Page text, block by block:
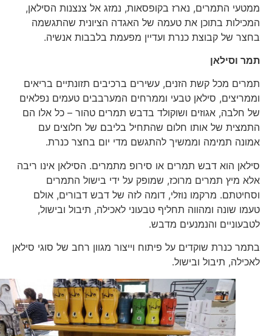
ממטעי התמרים, נארז בקופסאות, נמזג אל צנצנות הסילאן,
המכילות בתוכן את טעמה של האגדה הציונית שהתגשמה
בחצר של קבוצת כנרת ועדיין מפעמת בלבבות אנשיה.
תמר וסילאן
תמרים מכל קשת הזנים, עשירים ברכיבים תזונתיים בריאים
וממריצים, סילאן טבעי וממרחים המערבבים טעמים נפלאים
של חלבה, אגוזים ושוקולד בדבש תמרים טהור – כל אלו הם
התמצית של אותו חלום שהתחיל בליבם של חלוצים עם
אמונה תמימה וממשיך להתגשם מדי יום בחצר כנרת.
סילאן הוא דבש תמרים או סירופ מתמרים. הסילאן אינו ריבה
אלא מיץ תמרים מרוכז, שמופק על ידי בישול התמרים
וסחיטתם. מרקמו נוזלי, דומה לזה של דבש דבורים, אולם
טעמו שונה ומהווה תחליף טבעוני לאכילה, תיבול ובישול,
לטבעוניים והנמנעים מדבש.
בתמר כנרת שוקדים על פיתוח וייצור מגוון רחב של סוגי סילאן
לאכילה, תיבול ובישול.